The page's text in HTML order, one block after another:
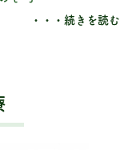
・・・続きを読む